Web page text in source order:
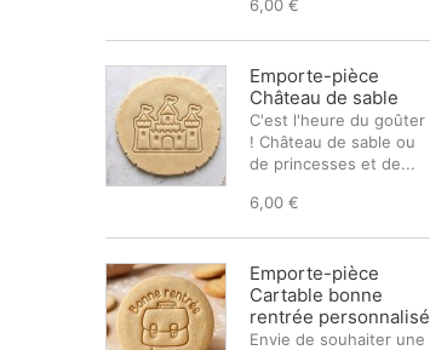
6,00 €
Emporte-pièce
Château de sable
C'est l'heure du goûter
! Château de sable ou
de princesses et de...
6,00 €
Emporte-pièce
Cartable bonne
rentrée personnalisé
Envie de souhaiter une